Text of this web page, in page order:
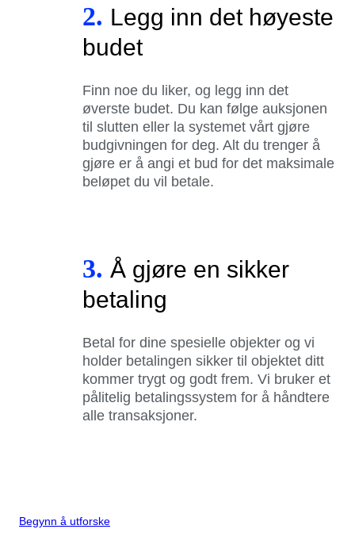
2. Legg inn det høyeste
budet
Finn noe du liker, og legg inn det
øverste budet. Du kan følge auksjonen
til slutten eller la systemet vårt gjøre
budgivningen for deg. Alt du trenger å
gjøre er å angi et bud for det maksimale
beløpet du vil betale.
3. Å gjøre en sikker
betaling
Betal for dine spesielle objekter og vi
holder betalingen sikker til objektet ditt
kommer trygt og godt frem. Vi bruker et
pålitelig betalingssystem for å håndtere
alle transaksjoner.
Begynn å utforske